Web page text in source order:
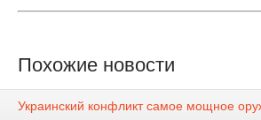
Похожие новости
Украинский конфликт самое мощное